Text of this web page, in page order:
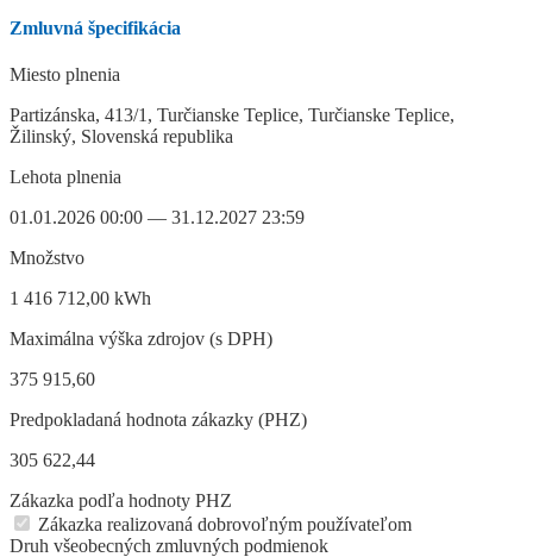
Zmluvná špecifikácia
Miesto plnenia
Partizánska, 413/1, Turčianske Teplice, Turčianske Teplice,
Žilinský, Slovenská republika
Lehota plnenia
01.01.2026 00:00 — 31.12.2027 23:59
Množstvo
1 416 712,00 kWh
Maximálna výška zdrojov (s DPH)
375 915,60
Predpokladaná hodnota zákazky (PHZ)
305 622,44
Zákazka podľa hodnoty PHZ
Zákazka realizovaná dobrovoľným používateľom
Druh všeobecných zmluvných podmienok